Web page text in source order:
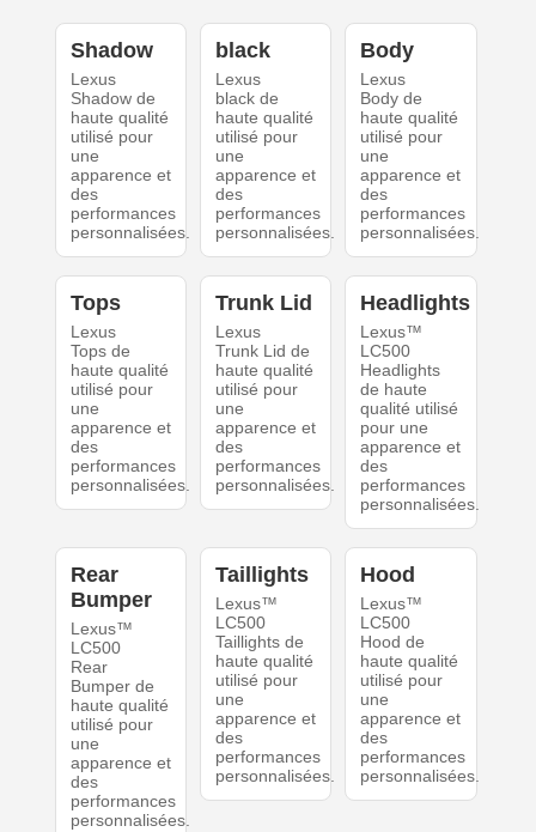
Shadow
Lexus
Shadow de
haute qualité
utilisé pour
une
apparence et
des
performances
personnalisées.
black
Lexus
black de
haute qualité
utilisé pour
une
apparence et
des
performances
personnalisées.
Body
Lexus
Body de
haute qualité
utilisé pour
une
apparence et
des
performances
personnalisées.
Tops
Lexus
Tops de
haute qualité
utilisé pour
une
apparence et
des
performances
personnalisées.
Trunk Lid
Lexus
Trunk Lid de
haute qualité
utilisé pour
une
apparence et
des
performances
personnalisées.
Headlights
Lexus™
LC500
Headlights
de haute
qualité utilisé
pour une
apparence et
des
performances
personnalisées.
Rear
Bumper
Lexus™
LC500
Rear
Bumper de
haute qualité
utilisé pour
une
apparence et
des
performances
personnalisées.
Taillights
Lexus™
LC500
Taillights de
haute qualité
utilisé pour
une
apparence et
des
performances
personnalisées.
Hood
Lexus™
LC500
Hood de
haute qualité
utilisé pour
une
apparence et
des
performances
personnalisées.